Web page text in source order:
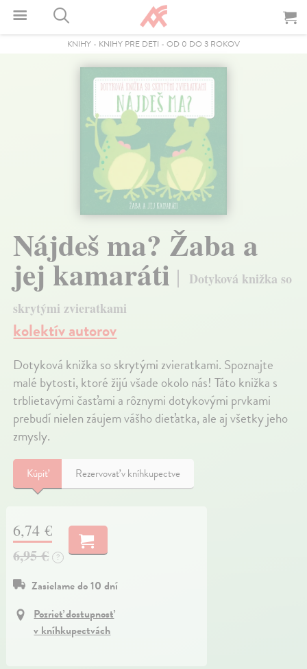
KNIHY - KNIHY PRE DETI - OD 0 DO 3 ROKOV
Nájdeš ma? Žaba a
jej kamaráti
Dotyková knižka so
skrytými zvieratkami
kolektív autorov
Dotyková knižka so skrytými zvieratkami. Spoznajte
malé bytosti, ktoré žijú všade okolo nás! Táto knižka s
trblietavými časťami a rôznymi dotykovými prvkami
prebudí nielen záujem vášho dieťatka, ale aj všetky jeho
zmysly.
Kúpiť Rezervovať v kníhkupectve
6,74 €
6,95 € ?
Zasielame do 10 dní
Pozrieť dostupnosť
v kníhkupectvách